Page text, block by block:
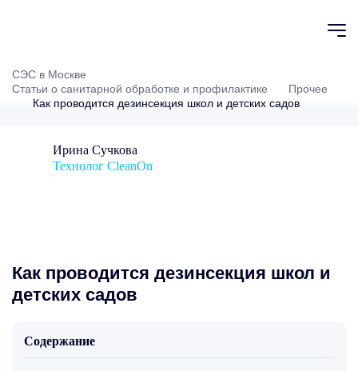
СЭС в Москве
Статьи о санитарной обработке и профилактике
Прочее
Как проводится дезинсекция школ и детских садов
Ирина Сучкова
Технолог CleanOn
Как проводится дезинсекция школ и
детских садов
Содержание